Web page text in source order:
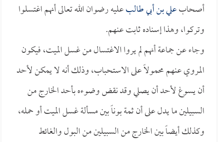
أصحابعلي بن أبي طالبعليه رضوان الله تعالى أنهم اغتسلوا
وتركوا، وهذا إسناده ثابت عنهم.
وجاء عن جماعة أنهم لم يروا الاغتسال من غسل الميت، فيكون
المروي عنهم محمولاً على الاستحباب، وذلك أنه لا يمكن لأحد
أن يسوغ لأحد أن يصلي وقد نقض وضوءه بأحد الخارج من
السبيلين ما يدل على أن ثمة بوناً بين مسألة غسل الميت أو حمله،
وكذلك أيضاً بين الخارج من السبيلين من البول والغائط